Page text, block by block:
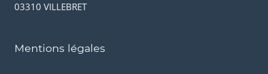
03310 VILLEBRET
Mentions légales